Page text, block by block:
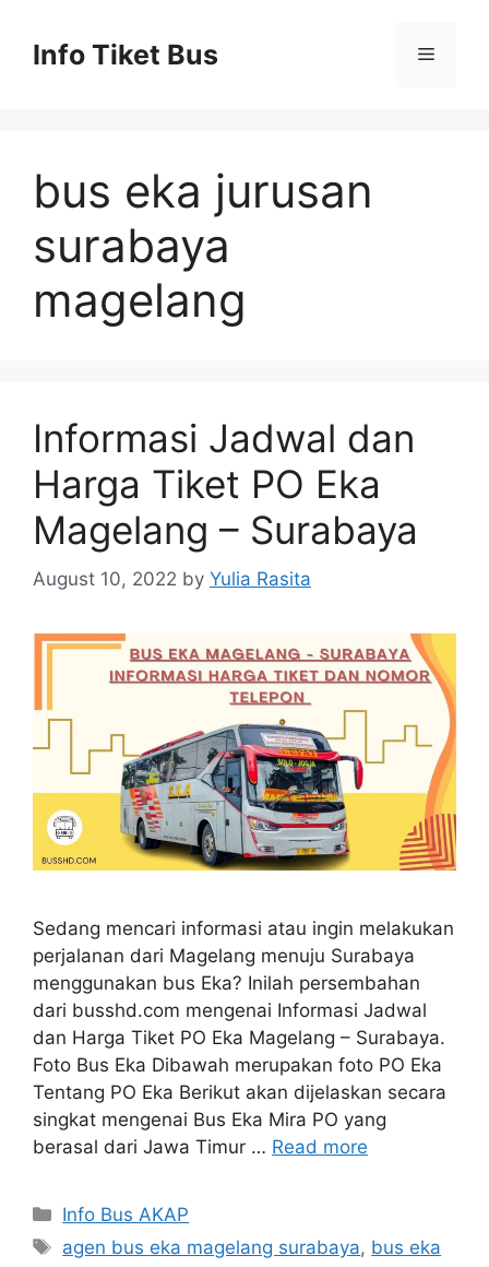
contentInfo Tiket Bus Menu
bus eka jurusan
surabaya
magelang
Informasi Jadwal dan
Harga Tiket PO Eka
Magelang – Surabaya
August 10, 2022 by Yulia Rasita
Sedang mencari informasi atau ingin melakukan
perjalanan dari Magelang menuju Surabaya
menggunakan bus Eka? Inilah persembahan
dari busshd.com mengenai Informasi Jadwal
dan Harga Tiket PO Eka Magelang – Surabaya.
Foto Bus Eka Dibawah merupakan foto PO Eka
Tentang PO Eka Berikut akan dijelaskan secara
singkat mengenai Bus Eka Mira PO yang
berasal dari Jawa Timur … Read more
Categories
Info Bus AKAP
Tags
agen bus eka magelang surabaya, bus eka